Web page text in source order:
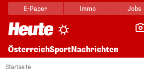
E-Paper Immo Jobs
ÖsterreichSportNachrichten
Startseite